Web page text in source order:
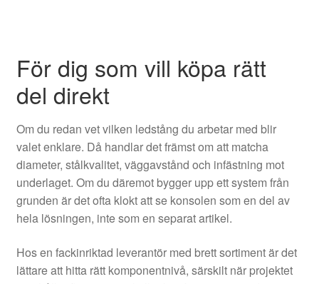
För dig som vill köpa rätt
del direkt
Om du redan vet vilken ledstång du arbetar med blir
valet enklare. Då handlar det främst om att matcha
diameter, stålkvalitet, väggavstånd och infästning mot
underlaget. Om du däremot bygger upp ett system från
grunden är det ofta klokt att se konsolen som en del av
hela lösningen, inte som en separat artikel.
Hos en fackinriktad leverantör med brett sortiment är det
lättare att hitta rätt komponentnivå, särskilt när projektet